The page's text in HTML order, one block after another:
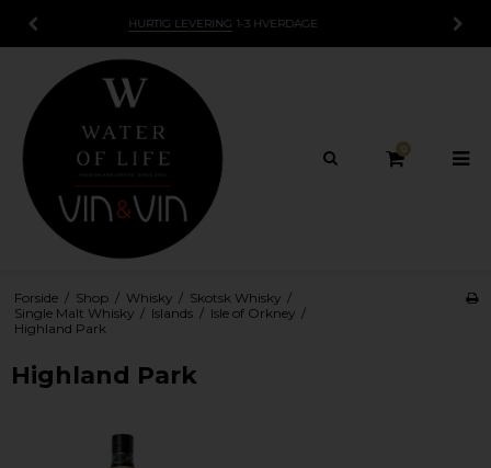
15 DAGESFORTRYDELSESRET
0
Forside / Shop / Whisky / Skotsk Whisky /
Single Malt Whisky / Islands / Isle of Orkney /
Highland Park
Highland Park